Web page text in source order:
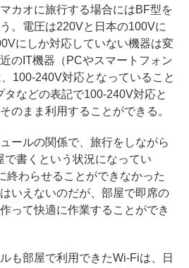
カオに旅行する場合にはBF型を
。電圧は220Vと日本の100Vに
にしか対応していない機器は変
のIT機器（PCやスマートフォン
100-240V対応となっていること
などの表記で100-240V対応と
のまま利用することができる。
ールの関係で、旅行をしながら
で書くという状況になってい
終わらせることができなかった
いえないのだが、部屋で即席の
って快適に作業することができ
も部屋で利用できたWi-Fiは、日